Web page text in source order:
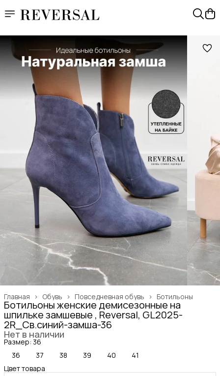
Ботильоны
Повседневная обувь ›
Обувь ›
Главная ›
Ботильоны женские демисезонные на
шпильке замшевые , Reversal, GL2025-
2R_Св.синий-замша-36
Нет в наличии
Размер: 36
36
37 38 39 40
41
Цвет товара